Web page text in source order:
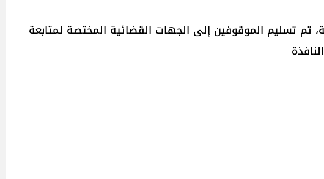
تم تسليم الموقوفين إلى الجهات القضائية المختصة لمتابعة